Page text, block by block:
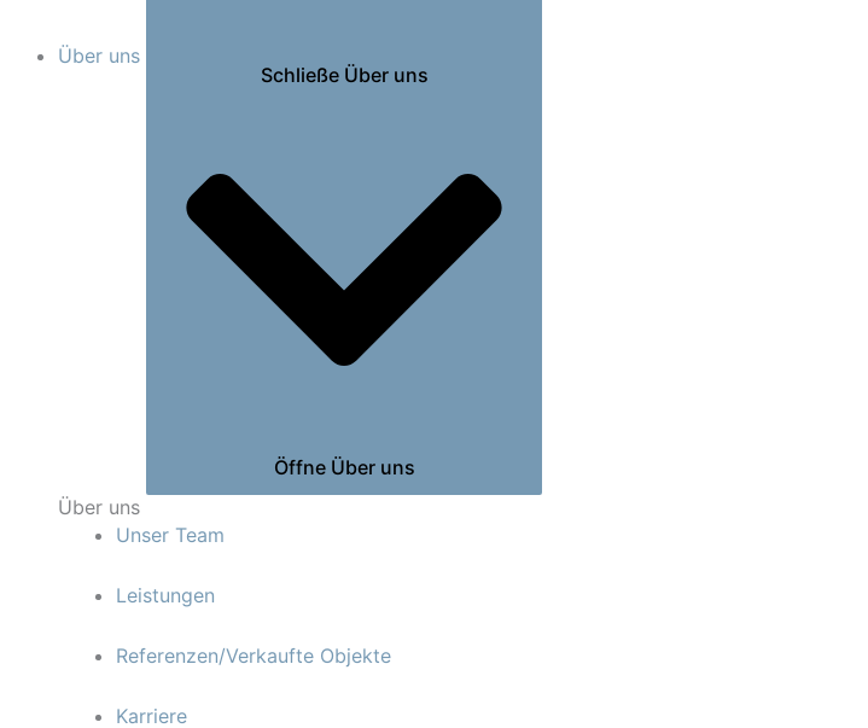
Über uns
Schließe Über uns
Öffne Über uns
Über uns
Unser Team
Leistungen
Referenzen/Verkaufte Objekte
Karriere